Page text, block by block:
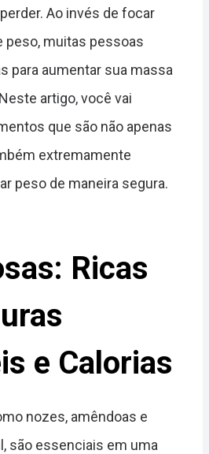
Ao invés de focar
peso, muitas pessoas
para aumentar sua massa
artigo, você vai
que são não apenas
extremamente
peso de maneira segura.
Ricas
e Calorias
nozes, amêndoas e
são essenciais em uma